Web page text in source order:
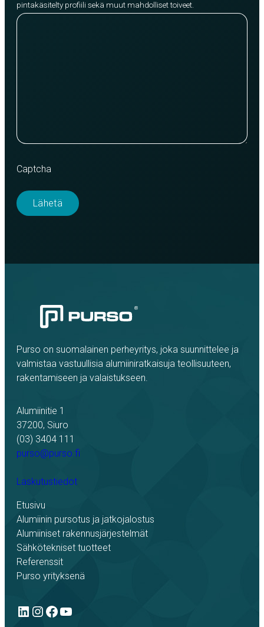
pintakäsitelty profiili sekä muut mahdolliset toiveet.
Captcha
Purso on suomalainen perheyritys, joka suunnittelee ja
valmistaa vastuullisia alumiiniratkaisuja teollisuuteen,
rakentamiseen ja valaistukseen.
Alumiinitie 1
37200, Siuro
(03) 3404 111
purso@purso.fi
Laskutustiedot
Etusivu
Alumiinin pursotus ja jatkojalostus
Alumiiniset rakennusjärjestelmät
Sähkötekniset tuotteet
Referenssit
Purso yrityksenä
LinkedIn
Instagram
Facebook
YouTube